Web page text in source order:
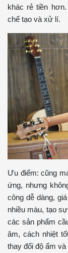
khác rẻ tiền
chế tạo và xử lí.
Ưu điểm: cũng
ứng, nhưng
công dễ dàng,
nhiều màu, tạo
các sản phẩm
âm, cách nhiệt
thay đổi độ ẩm và